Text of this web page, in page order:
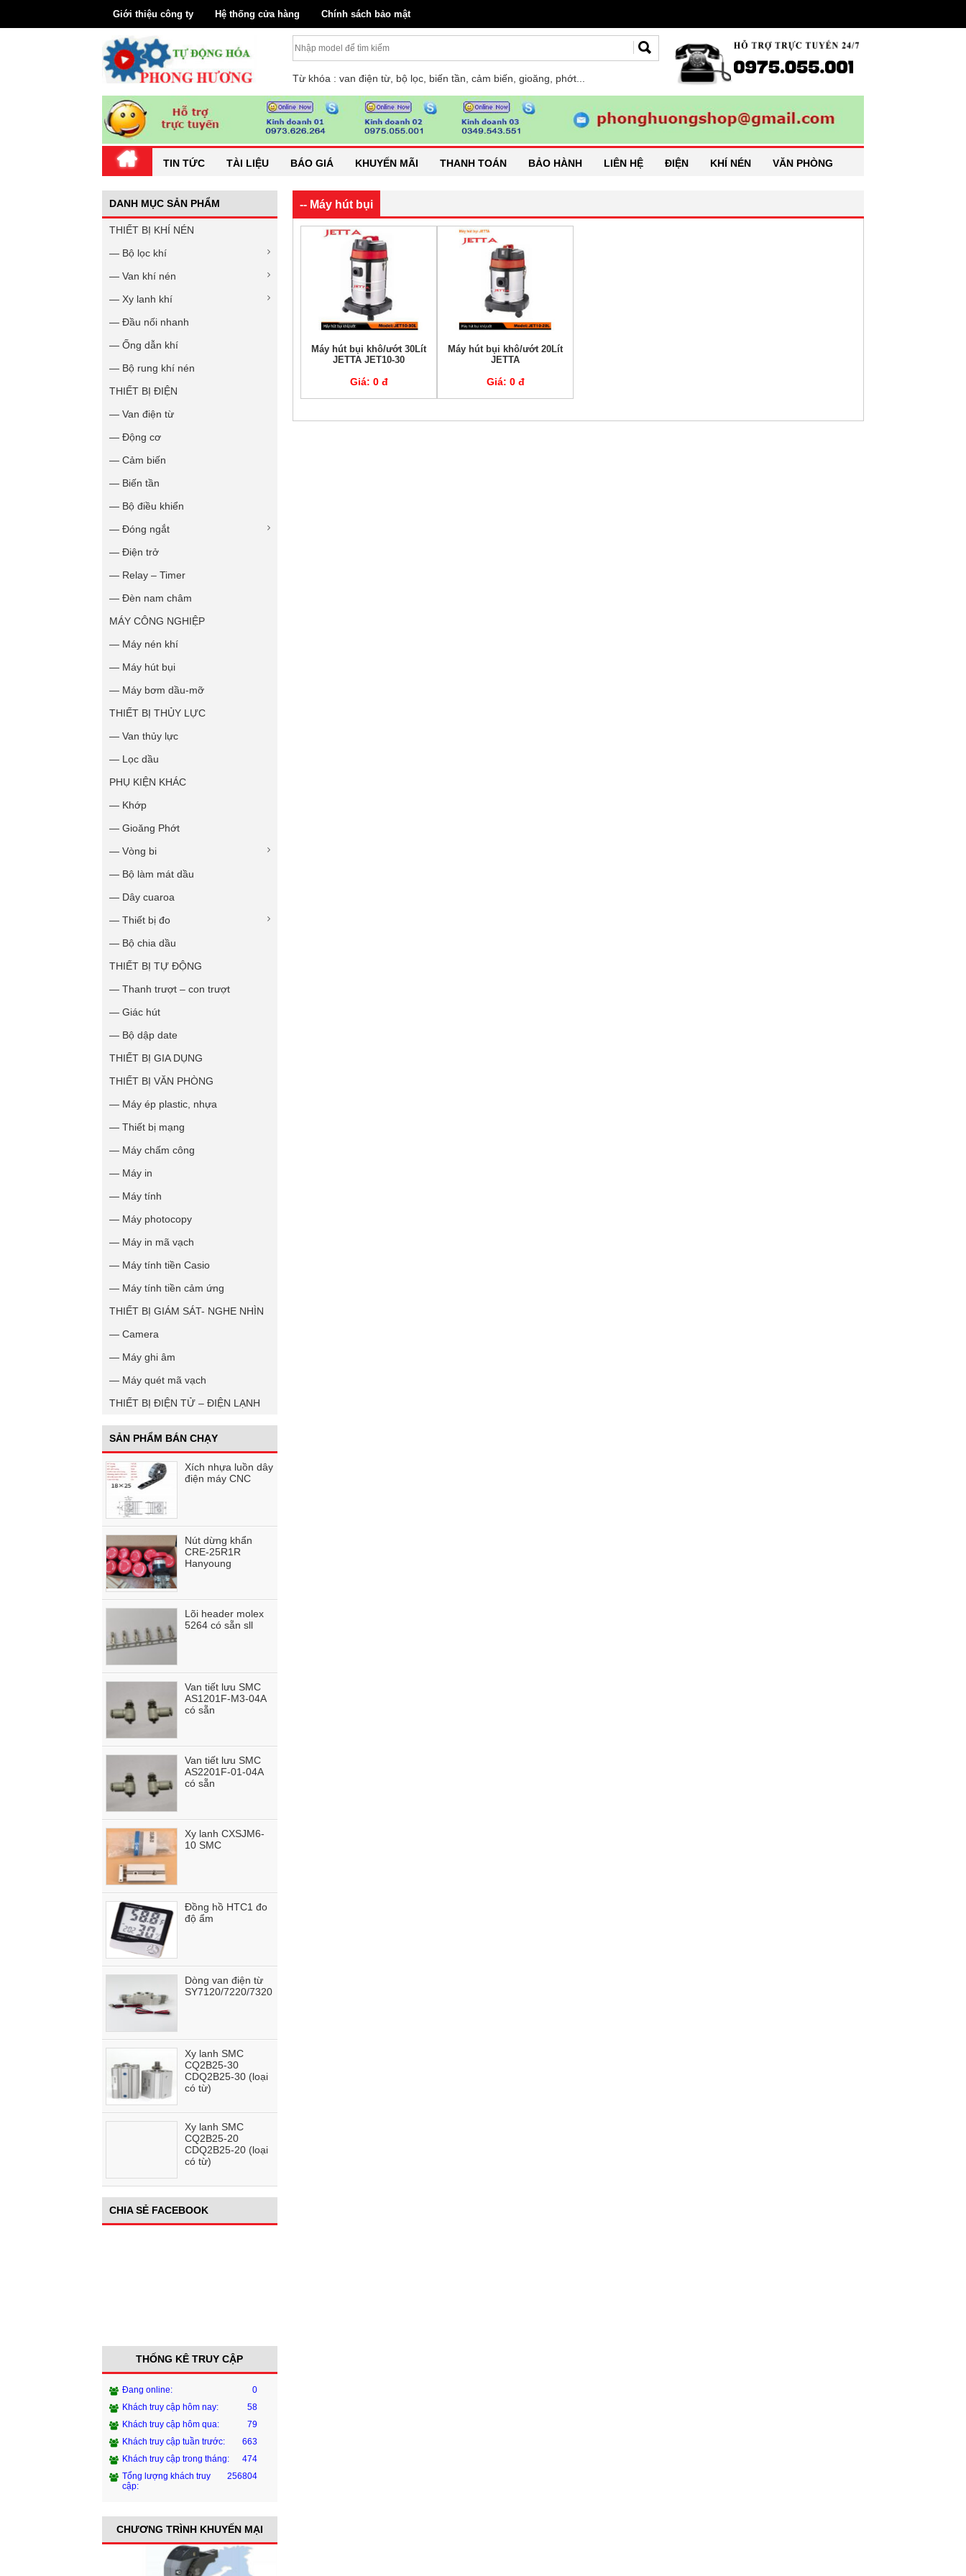
Giới thiệu công ty Hệ thống cửa hàng Chính sách bảo mật
Từ khóa : van điện từ, bộ lọc, biến tần, cảm biến, gioăng, phớt...
TIN TỨC TÀI LIỆU BÁO GIÁ KHUYẾN MÃI THANH TOÁN BẢO HÀNH LIÊN HỆ ĐIỆN KHÍ NÉN VĂN PHÒNG
DANH MỤC SẢN PHẨM
THIẾT BỊ KHÍ NÉN
— Bộ lọc khí
— Van khí nén
— Xy lanh khí
— Đầu nối nhanh
— Ống dẫn khí
— Bộ rung khí nén
THIẾT BỊ ĐIỆN
— Van điện từ
— Động cơ
— Cảm biến
— Biến tần
— Bộ điều khiển
— Đóng ngắt
— Điện trở
— Relay – Timer
— Đèn nam châm
MÁY CÔNG NGHIỆP
— Máy nén khí
— Máy hút bụi
— Máy bơm dầu-mỡ
THIẾT BỊ THỦY LỰC
— Van thủy lực
— Lọc dầu
PHỤ KIỆN KHÁC
— Khớp
— Gioăng Phớt
— Vòng bi
— Bộ làm mát dầu
— Dây cuaroa
— Thiết bị đo
— Bộ chia dầu
THIẾT BỊ TỰ ĐỘNG
— Thanh trượt – con trượt
— Giác hút
— Bộ dập date
THIẾT BỊ GIA DỤNG
THIẾT BỊ VĂN PHÒNG
— Máy ép plastic, nhựa
— Thiết bị mạng
— Máy chấm công
— Máy in
— Máy tính
— Máy photocopy
— Máy in mã vạch
— Máy tính tiền Casio
— Máy tính tiền cảm ứng
THIẾT BỊ GIÁM SÁT- NGHE NHÌN
— Camera
— Máy ghi âm
— Máy quét mã vạch
THIẾT BỊ ĐIỆN TỬ – ĐIỆN LẠNH
SẢN PHẨM BÁN CHẠY
Xích nhựa luồn dây
điện máy CNC
Nút dừng khẩn
CRE-25R1R
Hanyoung
Lõi header molex
5264 có sẵn sll
Van tiết lưu SMC
AS1201F-M3-04A
có sẵn
Van tiết lưu SMC
AS2201F-01-04A
có sẵn
Xy lanh CXSJM6-
10 SMC
Đồng hồ HTC1 đo
độ ẩm
Dòng van điện từ
SY7120/7220/7320
Xy lanh SMC
CQ2B25-30
CDQ2B25-30 (loại
có từ)
Xy lanh SMC
CQ2B25-20
CDQ2B25-20 (loại
có từ)
CHIA SẺ FACEBOOK
THỐNG KÊ TRUY CẬP
0
Đang online:
58
Khách truy cập hôm nay:
79
Khách truy cập hôm qua:
663
Khách truy cập tuần trước:
474
Khách truy cập trong tháng:
256804
Tổng lượng khách truy
cập:
CHƯƠNG TRÌNH KHUYẾN MẠI
-- Máy hút bụi
Máy hút bụi khô/ướt 30Lít
JETTA JET10-30
Giá: 0 đ
Máy hút bụi khô/ướt 20Lít
JETTA
Giá: 0 đ